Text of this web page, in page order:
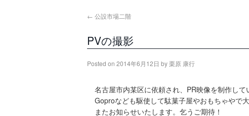
← 公設市場二階
PVの撮影
Posted on 2014年6月12日 by栗原 康行
名古屋市内某区に依頼され、PR映像を制作し
Goproなども駆使して駄菓子屋やおもちゃやで
またお知らせいたします。乞うご期待！